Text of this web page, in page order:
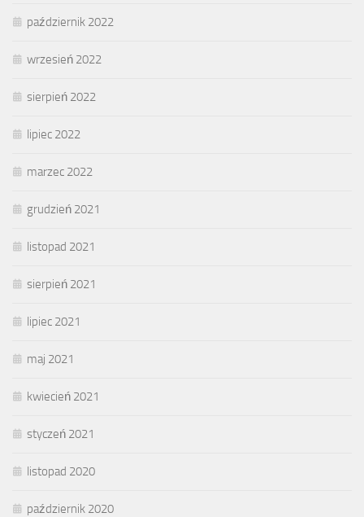
październik 2022
wrzesień 2022
sierpień 2022
lipiec 2022
marzec 2022
grudzień 2021
listopad 2021
sierpień 2021
lipiec 2021
maj 2021
kwiecień 2021
styczeń 2021
listopad 2020
październik 2020